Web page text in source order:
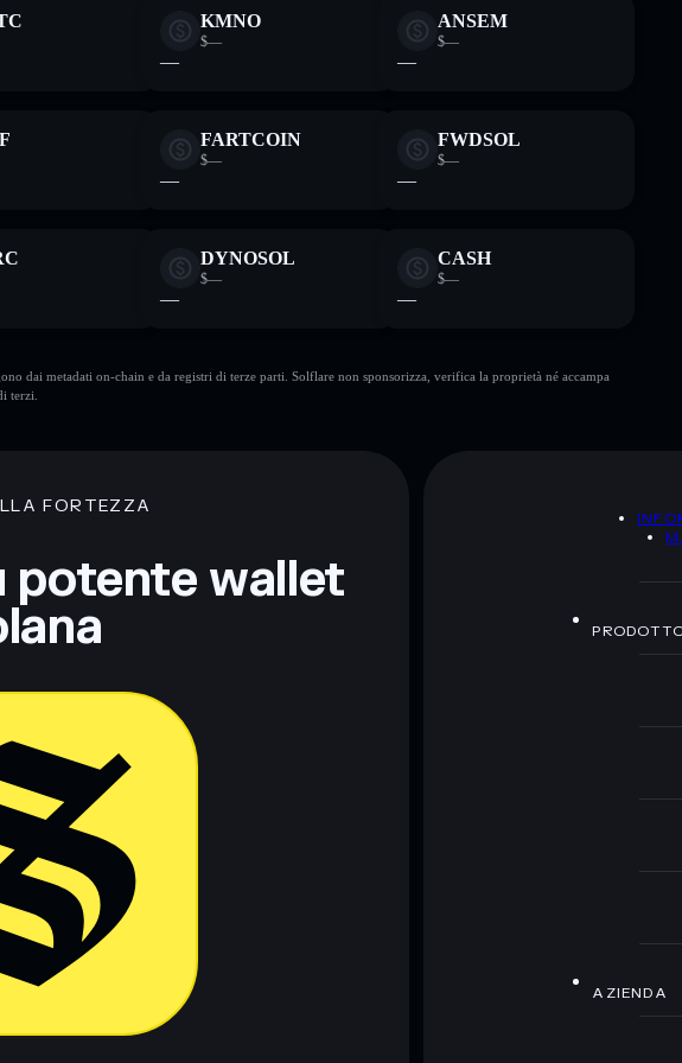
KMNO
$—
—
ANSEM
$—
—
FARTCOIN
$—
—
FWDSOL
$—
—
DYNOSOL
$—
—
CASH
$—
—
dai metadati on-chain e da registri di terze parti. Solflare non sponsorizza, verifica la proprietà né accampa
terzi.
FORTEZZA
potente wallet
AZIENDA